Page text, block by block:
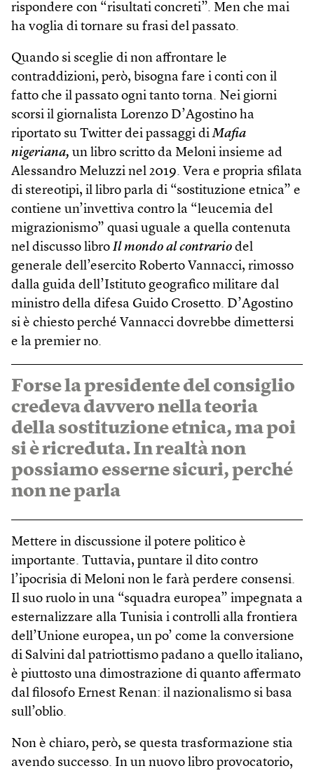
rispondere con “risultati concreti”. Men che mai
ha voglia di tornare su frasi del passato.
Quando si sceglie di non affrontare le
contraddizioni, però, bisogna fare i conti con il
fatto che il passato ogni tanto torna. Nei giorni
scorsi il giornalista Lorenzo D’Agostino ha
riportato su Twitter dei passaggi diMafia
nigeriana, un libro scritto da Meloni insieme ad
Alessandro Meluzzi nel 2019. Vera e propria sfilata
di stereotipi, il libro parla di “sostituzione etnica” e
contiene un’invettiva contro la “leucemia del
migrazionismo” quasi uguale a quella contenuta
nel discusso libro Il mondo al contrario del
generale dell’esercito Roberto Vannacci, rimosso
dalla guida dell’Istituto geografico militare dal
ministro della difesa Guido Crosetto. D’Agostino
si è chiesto perché Vannacci dovrebbe dimettersi
e la premier no.
Forse la presidente del consiglio
credeva davvero nella teoria
della sostituzione etnica, ma poi
si è ricreduta. In realtà non
possiamo esserne sicuri, perché
non ne parla
Mettere in discussione il potere politico è
importante. Tuttavia, puntare il dito contro
l’ipocrisia di Meloni non le farà perdere consensi.
Il suo ruolo in una “squadra europea” impegnata a
esternalizzare alla Tunisia i controlli alla frontiera
dell’Unione europea, un po’ come la conversione
di Salvini dal patriottismo padano a quello italiano,
è piuttosto una dimostrazione di quanto affermato
dal filosofo Ernest Renan: il nazionalismo si basa
sull’oblio.
Non è chiaro, però, se questa trasformazione stia
avendo successo. In un nuovo libro provocatorio,